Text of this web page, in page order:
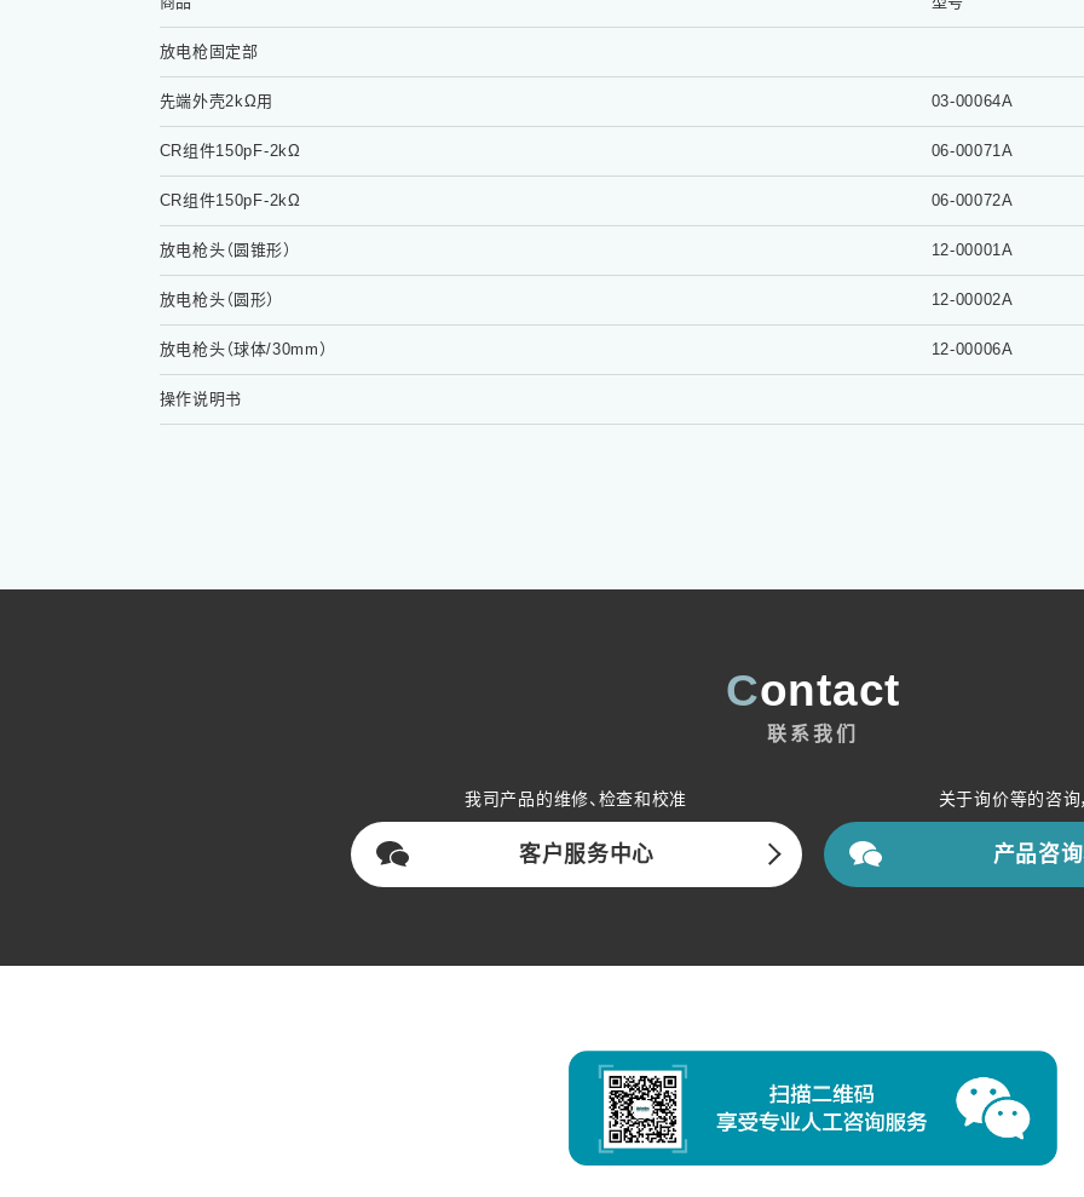
放电枪固定部
先端外壳2kΩ用 03-00064A
CR组件150pF-2kΩ 06-00071A
CR组件150pF-2kΩ 06-00072A
放电枪头（圆锥形） 12-00001A
放电枪头（圆形） 12-00002A
放电枪头（球体/30mm） 12-00006A
操作说明书
Contact
联系我们
我司产品的维修、检查和校准
客户服务中心
关于询价等的咨询
产品咨